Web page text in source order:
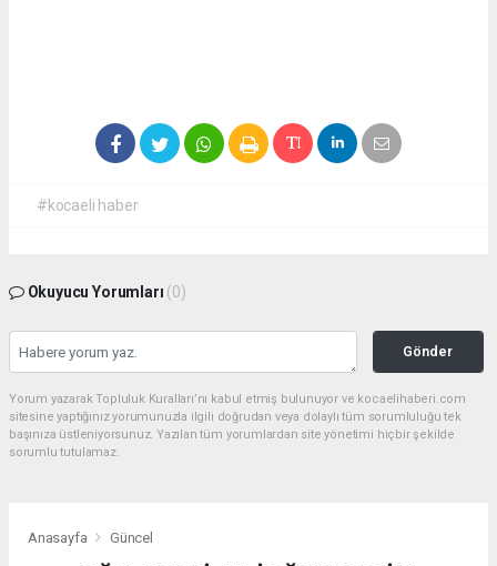
#kocaeli haber
Okuyucu Yorumları (0)
Gönder
Yorum yazarak Topluluk Kuralları’nı kabul etmiş bulunuyor ve kocaelihaberi.com
sitesine yaptığınız yorumunuzla ilgili doğrudan veya dolaylı tüm sorumluluğu tek
başınıza üstleniyorsunuz. Yazılan tüm yorumlardan site yönetimi hiçbir şekilde
sorumlu tutulamaz.
Anasayfa Güncel